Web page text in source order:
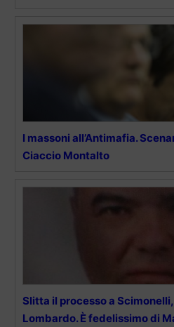
I massoni all’Antimafia.
Ciaccio Montalto
Slitta il processo a
Lombardo. È fedelissimo di